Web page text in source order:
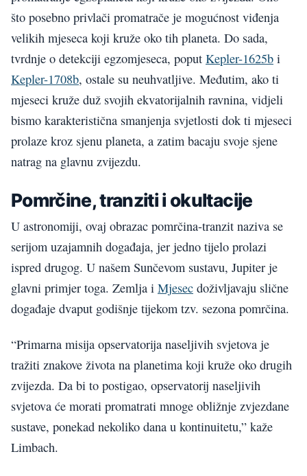
što posebno privlači promatrače je mogućnost viđenja
velikih mjeseca koji kruže oko tih planeta. Do sada,
tvrdnje o detekciji egzomjeseca, poput Kepler-1625b i
Kepler-1708b, ostale su neuhvatljive. Međutim, ako ti
mjeseci kruže duž svojih ekvatorijalnih ravnina, vidjeli
bismo karakteristična smanjenja svjetlosti dok ti mjeseci
prolaze kroz sjenu planeta, a zatim bacaju svoje sjene
natrag na glavnu zvijezdu.
Pomrčine, tranziti i okultacije
U astronomiji, ovaj obrazac pomrčina-tranzit naziva se
serijom uzajamnih događaja, jer jedno tijelo prolazi
ispred drugog. U našem Sunčevom sustavu, Jupiter je
glavni primjer toga. Zemlja i Mjesec doživljavaju slične
događaje dvaput godišnje tijekom tzv. sezona pomrčina.
“Primarna misija opservatorija naseljivih svjetova je
tražiti znakove života na planetima koji kruže oko drugih
zvijezda. Da bi to postigao, opservatorij naseljivih
svjetova će morati promatrati mnoge obližnje zvjezdane
sustave, ponekad nekoliko dana u kontinuitetu,” kaže
Limbach.